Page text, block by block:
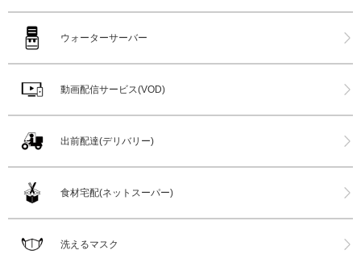
ウォーターサーバー
動画配信サービス(VOD)
出前配達(デリバリー)
食材宅配(ネットスーパー)
洗えるマスク